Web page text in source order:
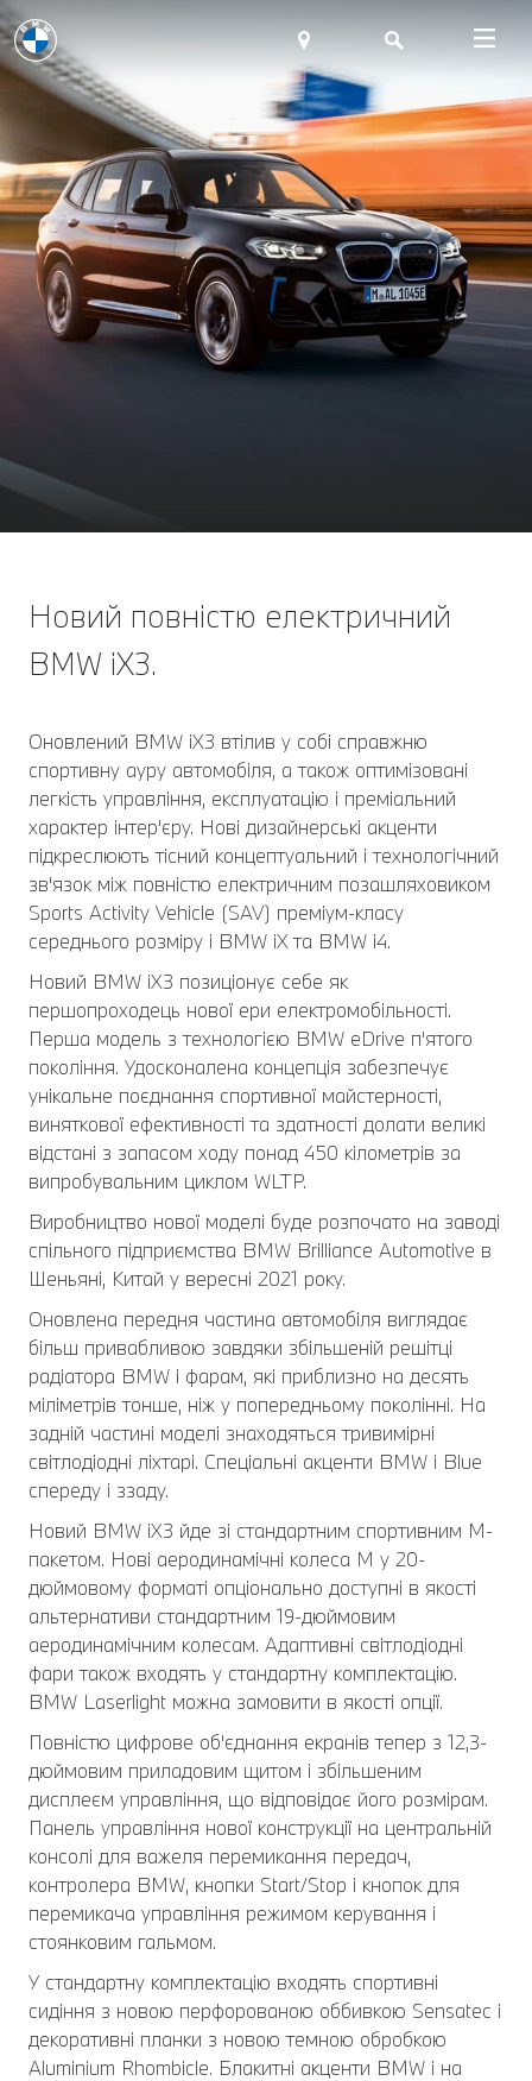
Новий повністю електричний
BMW iX3.
Оновлений BMW iX3 втілив у собі справжню
спортивну ауру автомобіля, а також оптимізовані
легкість управління, експлуатацію і преміальний
характер інтер'єру. Нові дизайнерські акценти
підкреслюють тісний концептуальний і технологічний
зв'язок між повністю електричним позашляховиком
Sports Activity Vehicle (SAV) преміум-класу
середнього розміру і BMW iX та BMW i4.
Новий BMW iX3 позиціонує себе як
першопроходець нової ери електромобільності.
Перша модель з технологією BMW eDrive п'ятого
покоління. Удосконалена концепція забезпечує
унікальне поєднання спортивної майстерності,
виняткової ефективності та здатності долати великі
відстані з запасом ходу понад 450 кілометрів за
випробувальним циклом WLTP.
Виробництво нової моделі буде розпочато на заводі
спільного підприємства BMW Brilliance Automotive в
Шеньяні, Китай у вересні 2021 року.
Оновлена передня частина автомобіля виглядає
більш привабливою завдяки збільшеній решітці
радіатора BMW і фарам, які приблизно на десять
міліметрів тонше, ніж у попередньому поколінні. На
задній частині моделі знаходяться тривимірні
світлодіодні ліхтарі. Спеціальні акценти BMW i Blue
спереду і ззаду.
Новий BMW iX3 йде зі стандартним спортивним М-
пакетом. Нові аеродинамічні колеса M у 20-
дюймовому форматі опціонально доступні в якості
альтернативи стандартним 19-дюймовим
аеродинамічним колесам. Адаптивні світлодіодні
фари також входять у стандартну комплектацію.
BMW Laserlight можна замовити в якості опції.
Повністю цифрове об'єднання екранів тепер з 12,3-
дюймовим приладовим щитом і збільшеним
дисплеєм управління, що відповідає його розмірам.
Панель управління нової конструкції на центральній
консолі для важеля перемикання передач,
контролера BMW, кнопки Start/Stop і кнопок для
перемикача управління режимом керування і
стоянковим гальмом.
У стандартну комплектацію входять спортивні
сидіння з новою перфорованою оббивкою Sensatec і
декоративні планки з новою темною обробкою
Aluminium Rhombicle. Блакитні акценти BMW i на